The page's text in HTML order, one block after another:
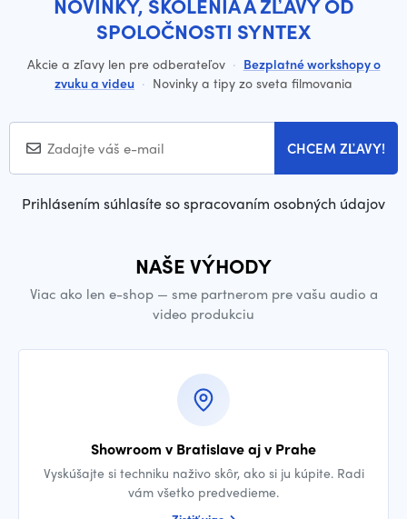
SPOLOČNOSTI SYNTEX
Akcie a zľavy len pre odberateľov · Bezplatné workshopy o
zvuku a videu · Novinky a tipy zo sveta filmovania
CHCEM ZĽAVY!
Prihlásením súhlasíte so spracovaním osobných údajov
NAŠE VÝHODY
Viac ako len e-shop — sme partnerom pre vašu audio a
video produkciu
Showroom v Bratislave aj v Prahe
Vyskúšajte si techniku naživo skôr, ako si ju kúpite. Radi
vám všetko predvedieme.